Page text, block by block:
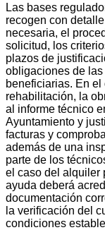
Las bases
recogen con
necesaria, el
solicitud, los
plazos de
obligaciones de
beneficiarias. En el
rehabilitación, la
al informe técnico
Ayuntamiento y
facturas y
además de una
parte de los
el caso del alquiler
ayuda deberá
documentación
la verificación del
condiciones